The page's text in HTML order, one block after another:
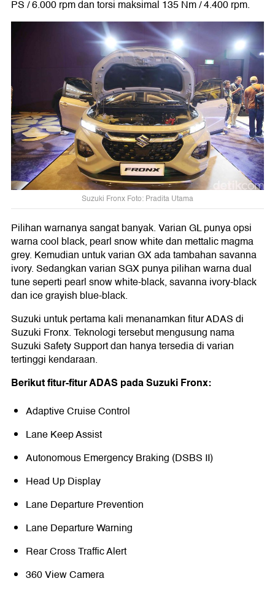
PS / 6.000 rpm dan torsi maksimal 135 Nm / 4.400 rpm.
Suzuki Fronx Foto: Pradita Utama
Pilihan warnanya sangat banyak. Varian GL punya opsi
warna cool black, pearl snow white dan mettalic magma
grey. Kemudian untuk varian GX ada tambahan savanna
ivory. Sedangkan varian SGX punya pilihan warna dual
tune seperti pearl snow white-black, savanna ivory-black
dan ice grayish blue-black.
Suzuki untuk pertama kali menanamkan fitur ADAS di
Suzuki Fronx. Teknologi tersebut mengusung nama
Suzuki Safety Support dan hanya tersedia di varian
tertinggi kendaraan.
Berikut fitur-fitur ADAS pada Suzuki Fronx:
Adaptive Cruise Control
Lane Keep Assist
Autonomous Emergency Braking (DSBS II)
Head Up Display
Lane Departure Prevention
Lane Departure Warning
Rear Cross Traffic Alert
360 View Camera